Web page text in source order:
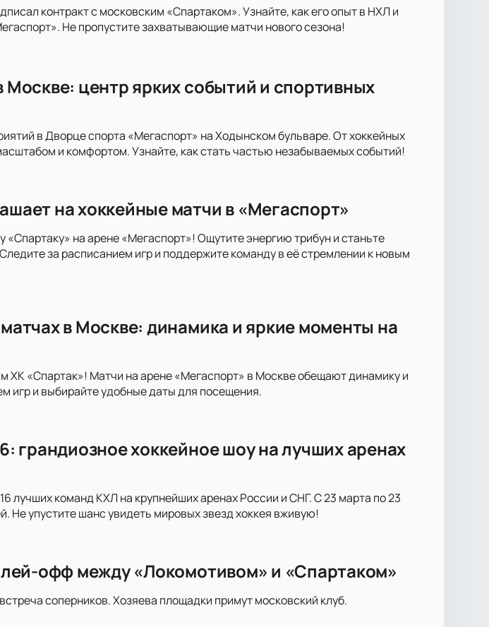
контракт с московским «Спартаком». Узнайте, как его опыт в НХЛ и
Не пропустите захватывающие матчи нового сезона!
центр ярких событий и спортивных
в Дворце спорта «Мегаспорт» на Ходынском бульваре. От хоккейных
и комфортом. Узнайте, как стать частью незабываемых событий!
на хоккейные матчи в «Мегаспорт»
на арене «Мегаспорт»! Ощутите энергию трибун и станьте
за расписанием игр и поддержите команду в её стремлении к новым
в Москве: динамика и яркие моменты на
ХК «Спартак»! Матчи на арене «Мегаспорт» в Москве обещают динамику и
игр и выбирайте удобные даты для посещения.
грандиозное хоккейное шоу на лучших аренах
лучших команд КХЛ на крупнейших аренах России и СНГ. С 23 марта по 23
Не упустите шанс увидеть мировых звезд хоккея вживую!
офф между «Локомотивом» и «Спартаком»
соперников. Хозяева площадки примут московский клуб.